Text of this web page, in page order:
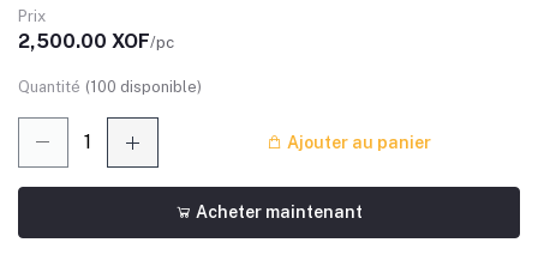
Prix
2,500.00 XOF/pc
Quantité (100 disponible)
Ajouter au panier
Acheter maintenant